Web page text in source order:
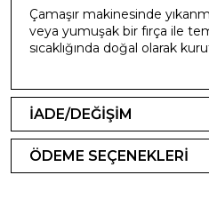
Çamaşır makinesinde
veya yumuşak bir fırça ile
sıcaklığında doğal olarak
İADE/DEĞİŞİM
ÖDEME SEÇENEKLERİ